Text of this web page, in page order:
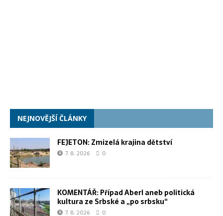
NEJNOVĚJŠÍ ČLÁNKY
FEJETON: Zmizelá krajina dětství
7. 8. 2026 0
KOMENTÁŘ: Případ Aberl aneb politická
kultura ze Srbské a „po srbsku“
7. 8. 2026 0